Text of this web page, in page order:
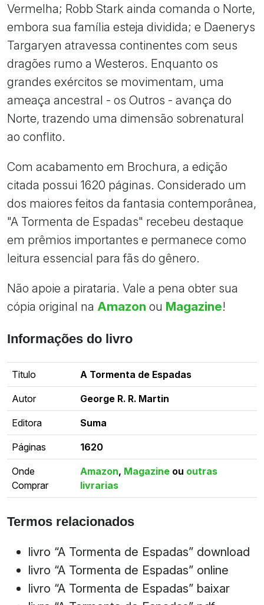
Vermelha; Robb Stark ainda comanda o Norte,
embora sua família esteja dividida; e Daenerys
Targaryen atravessa continentes com seus
dragões rumo a Westeros. Enquanto os
grandes exércitos se movimentam, uma
ameaça ancestral - os Outros - avança do
Norte, trazendo uma dimensão sobrenatural
ao conflito.
Com acabamento em Brochura, a edição
citada possui 1620 páginas. Considerado um
dos maiores feitos da fantasia contemporânea,
"A Tormenta de Espadas" recebeu destaque
em prêmios importantes e permanece como
leitura essencial para fãs do gênero.
Não apoie a pirataria. Vale a pena obter sua
cópia original na Amazon ou Magazine!
Informações do livro
Titulo A Tormenta de Espadas
Autor George R. R. Martin
Editora Suma
Páginas 1620
Onde
Comprar
Amazon, Magazine ou outras
livrarias
Termos relacionados
livro “A Tormenta de Espadas” download
livro “A Tormenta de Espadas” online
livro “A Tormenta de Espadas” baixar